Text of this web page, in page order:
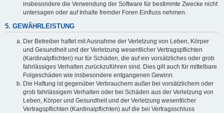
insbesondere die Verwendung der Software für bestimmte Zwecke nicht
untersagen oder auf Inhalte fremder Foren Einfluss nehmen.
5. GEWÄHRLEISTUNG
Der Betreiber haftet mit Ausnahme der Verletzung von Leben, Körper
und Gesundheit und der Verletzung wesentlicher Vertragspflichten
(Kardinalpflichten) nur für Schäden, die auf ein vorsätzliches oder grob
fahrlässiges Verhalten zurückzuführen sind. Dies gilt auch für mittelbare
Folgeschäden wie insbesondere entgangenen Gewinn.
Die Haftung ist gegenüber Verbrauchern außer bei vorsätzlichem oder
grob fahrlässigem Verhalten oder bei Schäden aus der Verletzung von
Leben, Körper und Gesundheit und der Verletzung wesentlicher
Vertragspflichten (Kardinalpflichten) auf die bei Vertragsschluss